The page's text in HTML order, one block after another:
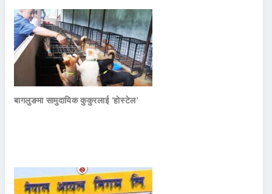
बागलुङमा सामुदायिक कुकुरलाई ‘होस्टेल’